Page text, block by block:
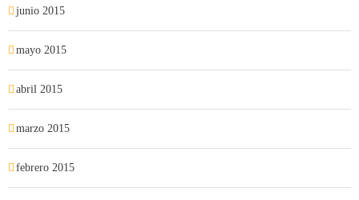
junio 2015
mayo 2015
abril 2015
marzo 2015
febrero 2015